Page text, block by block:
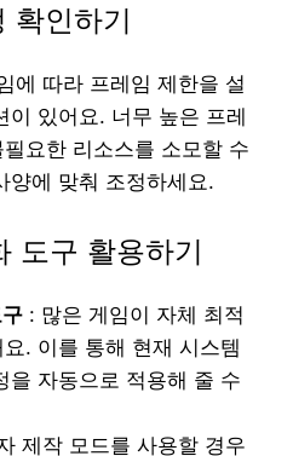
확인하기
에 따라 프레임 제한을 설
이 있어요. 너무 높은 프레
요한 리소스를 소모할 수
양에 맞춰 조정하세요.
도구 활용하기
: 많은 게임이 자체 최적
. 이를 통해 현재 시스템
을 자동으로 적용해 줄 수
제작 모드를 사용할 경우